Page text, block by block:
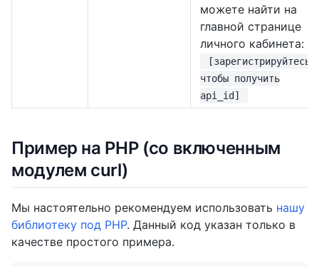
можете найти на
главной странице
личного кабинета:
[зарегистрируйтесь,
чтобы получить
api_id]
Пример на PHP (со включенным
модулем curl)
Мы настоятельно рекомендуем использовать нашу
библиотеку под PHP. Данный код указан только в
качестве простого примера.